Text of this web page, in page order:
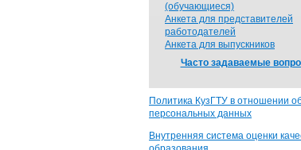
(обучающиеся)
Анкета для представителей
работодателей
Анкета для выпускников
Часто задаваемые
Политика КузГТУ в отношении
персональных данных
Внутренняя система оценки